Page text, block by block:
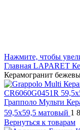
Нажмите, чтобы
Главная LAPARET
Керамогранит
Грапполо Мульти
59,5х59,5 матовый 1
Вернуться к товарам